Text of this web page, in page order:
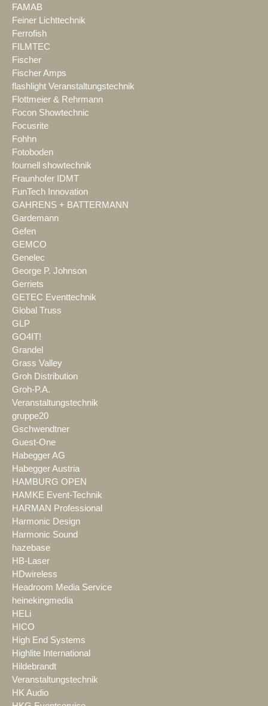
FAMAB
Feiner Lichttechnik
Ferrofish
FILMTEC
Fischer
Fischer Amps
flashlight Veranstaltungstechnik
Flottmeier & Rehrmann
Focon Showtechnic
Focusrite
Fohhn
Fotoboden
fournell showtechnik
Fraunhofer IDMT
FunTech Innovation
GAHRENS + BATTERMANN
Gardemann
Gefen
GEMCO
Genelec
George P. Johnson
Gerriets
GETEC Eventtechnik
Global Truss
GLP
GO4IT!
Grandel
Grass Valley
Groh Distribution
Groh-P.A.
Veranstaltungstechnik
gruppe20
Gschwendtner
Guest-One
Habegger AG
Habegger Austria
HAMBURG OPEN
HAMKE Event-Technik
HARMAN Professional
Harmonic Design
Harmonic Sound
hazebase
HB-Laser
HDwireless
Headroom Media Service
heinekingmedia
HELi
HICO
High End Systems
Highlite International
Hildebrandt
Veranstaltungstechnik
HK Audio